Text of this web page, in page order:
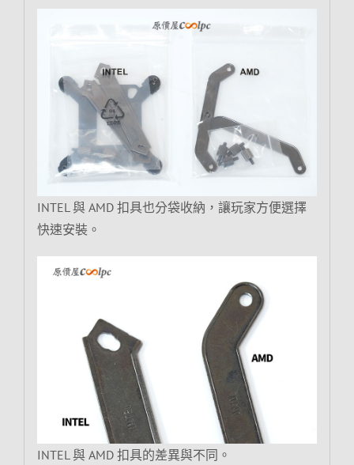
INTEL 與 AMD 扣具也分袋收納，讓玩家方便選擇
快速安裝。
INTEL 與 AMD 扣具的差異與不同。